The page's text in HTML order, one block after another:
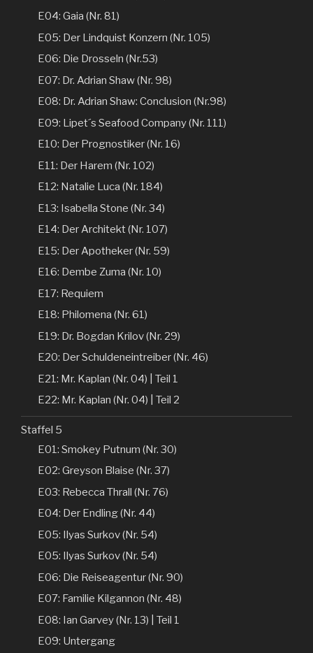
E04: Gaia (Nr. 81)
E05: Der Lindquist Konzern (Nr. 105)
E06: Die Drosseln (Nr.53)
E07: Dr. Adrian Shaw (Nr. 98)
E08: Dr. Adrian Shaw: Conclusion (Nr.98)
E09: Lipet´s Seafood Company (Nr. 111)
E10: Der Prognostiker (Nr. 16)
E11: Der Harem (Nr. 102)
E12: Natalie Luca (Nr. 184)
E13: Isabella Stone (Nr. 34)
E14: Der Architekt (Nr. 107)
E15: Der Apotheker (Nr. 59)
E16: Dembe Zuma (Nr. 10)
E17: Requiem
E18: Philomena (Nr. 61)
E19: Dr. Bogdan Krilov (Nr. 29)
E20: Der Schuldeneintreiber (Nr. 46)
E21: Mr. Kaplan (Nr. 04) | Teil 1
E22: Mr. Kaplan (Nr. 04) | Teil 2
Staffel 5
E01: Smokey Putnum (Nr. 30)
E02: Greyson Blaise (Nr. 37)
E03: Rebecca Thrall (Nr. 76)
E04: Der Endling (Nr. 44)
E05: Ilyas Surkov (Nr. 54)
E05: Ilyas Surkov (Nr. 54)
E06: Die Reiseagentur (Nr. 90)
E07: Familie Kilgannon (Nr. 48)
E08: Ian Garvey (Nr. 13) | Teil 1
E09: Untergang